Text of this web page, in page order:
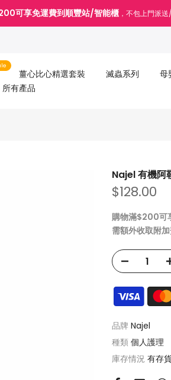
可享免運費到順豐站/智能櫃，不包上門派
薑心比心精選套裝 滅蟲系列 母
所有產品
Najel 有機阿
$128.00
購物滿$200可
需額外收取附
品牌 Najel
種類 個人護理
庫存情況 有存